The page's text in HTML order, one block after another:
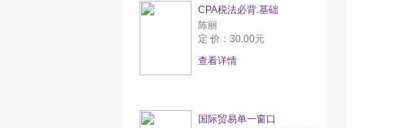
CPA税法必背.基础
陈丽
定 价：30.00元
查看详情
国际贸易单一窗口